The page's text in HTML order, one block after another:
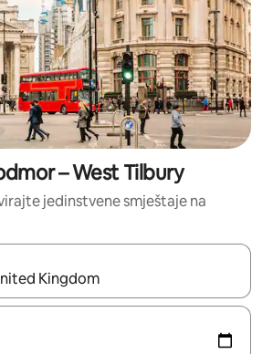
– West Tilbury
jedinstvene smještaje na
rezultati, moći ćete ih pregledati